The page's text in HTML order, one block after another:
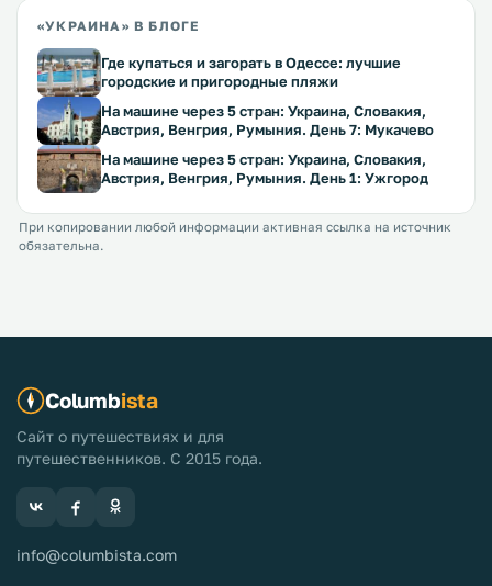
«УКРАИНА» В БЛОГЕ
Где купаться и загорать в Одессе: лучшие
городские и пригородные пляжи
На машине через 5 стран: Украина, Словакия,
Австрия, Венгрия, Румыния. День 7: Мукачево
На машине через 5 стран: Украина, Словакия,
Австрия, Венгрия, Румыния. День 1: Ужгород
При копировании любой информации активная ссылка на источник
обязательна.
Columbista
Сайт о путешествиях и для
путешественников. С 2015 года.
info@columbista.com